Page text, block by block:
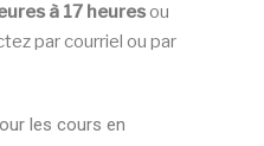
à 17 heuresou
par courriel ou par
les cours en